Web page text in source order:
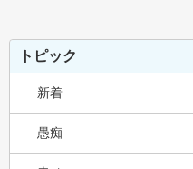
トピック
新着
愚痴